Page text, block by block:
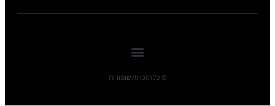
© כל הזכויות שומורות